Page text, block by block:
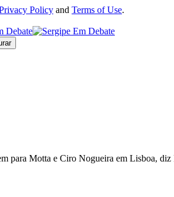
Policy and Terms of Use.
para Motta e Ciro Nogueira em Lisboa, diz